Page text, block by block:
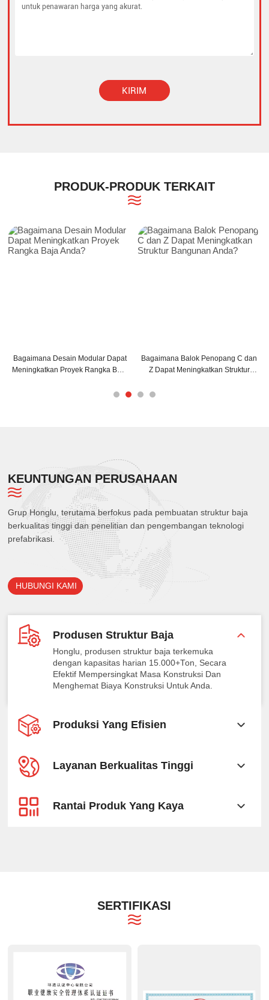
KIRIM
PRODUK-PRODUK TERKAIT
Dapat
Rangka Baja
Bagaimana Balok Penopang C dan
Z Dapat Meningkatkan Struktur
Tips Pemasangan
untuk Efisiensi
KEUNTUNGAN PERUSAHAAN
Grup Honglu, terutama berfokus pada pembuatan struktur baja
berkualitas tinggi dan penelitian dan pengembangan teknologi
prefabrikasi.
HUBUNGI KAMI
Produsen Struktur Baja
Honglu, produsen struktur baja terkemuka
dengan kapasitas harian 15.000+Ton, Secara
Efektif Mempersingkat Masa Konstruksi Dan
Menghemat Biaya Konstruksi Untuk Anda.
Produksi Yang Efisien
Layanan Berkualitas Tinggi
Rantai Produk Yang Kaya
SERTIFIKASI